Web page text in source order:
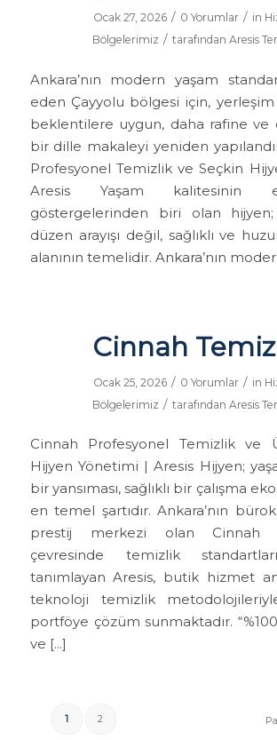
Ocak 27, 2026 / 0 Yorumlar / in
Bölgelerimiz / tarafından Aresis
Ankara’nın modern yaşam
eden Çayyolu bölgesi için,
beklentilere uygun, daha rafine ve
bir dille makaleyi yeniden
Profesyonel Temizlik ve Seçkin
Aresis Yaşam kalitesinin
göstergelerinden biri olan
düzen arayışı değil, sağlıklı ve
alanının temelidir. Ankara’nın
Cinnah
Ocak 25, 2026 / 0 Yorumlar / in
Bölgelerimiz / tarafından Aresis
Cinnah Profesyonel Temizlik ve
Hijyen Yönetimi | Aresis Hijyen;
bir yansıması, sağlıklı bir çalışma
en temel şartıdır. Ankara’nın
prestij merkezi olan Cinnah
çevresinde temizlik
tanımlayan Aresis, butik hizmet
teknoloji temizlik
portföye çözüm sunmaktadır.
ve […]
1 2